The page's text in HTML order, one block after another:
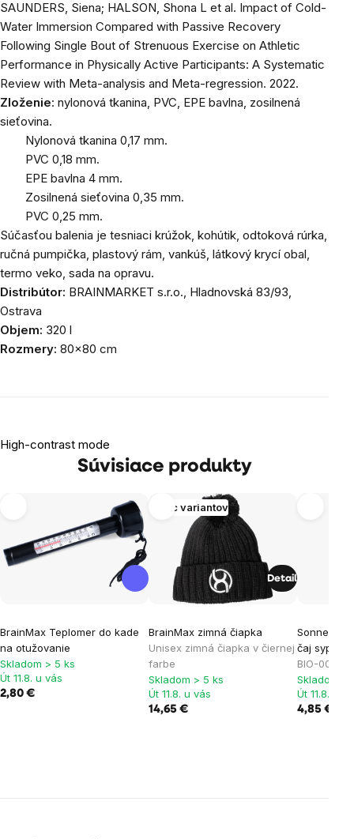
SAUNDERS, Siena; HALSON, Shona L et al. Impact of Cold-
Water Immersion Compared with Passive Recovery
Following Single Bout of Strenuous Exercise on Athletic
Performance in Physically Active Participants: A Systematic
Review with Meta-analysis and Meta-regression. 2022.
Zloženie: nylonová tkanina, PVC, EPE bavlna, zosilnená
sieťovina.
Nylonová tkanina 0,17 mm.
PVC 0,18 mm.
EPE bavlna 4 mm.
Zosilnená sieťovina 0,35 mm.
PVC 0,25 mm.
Súčasťou balenia je tesniaci krúžok, kohútik, odtoková rúrka,
ručná pumpička, plastový rám, vankúš, látkový krycí obal,
termo veko, sada na opravu.
Distribútor: BRAINMARKET s.r.o., Hladnovská 83/93,
Ostrava
Objem: 320 l
Rozmery: 80x80 cm
High-contrast mode
Súvisiace produkty
BrainMax Teplomer do kade
na otužovanie
Skladom > 5 ks
Út 11.8. u vás
2,80 €
Viac variantov
BrainMax zimná čiapka
Unisex zimná čiapka v čiernej
farbe
Skladom > 5 ks
Út 11.8. u vás
14,65 €
Detail
Sonnentor
čaj sypaný
BIO-002
Skladom >
Út 11.8. u
4,85 €